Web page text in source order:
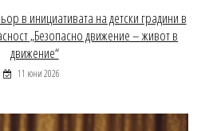
в инициативата на детски градини в
„Безопасно движение – живот в
движение“
11 юни 2026